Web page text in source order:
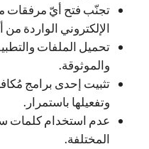
تجنّب فتح أيّ مرفقات
الإلكتروني الواردة
تحميل الملفات
والموثوقة.
تثبيت إحدى برامج
وتفعيلها باستمرار.
عدم استخدام كلمات
المختلفة.